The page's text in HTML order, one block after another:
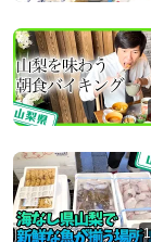
浄土平【
の最後の
Volcanic
JAPAN